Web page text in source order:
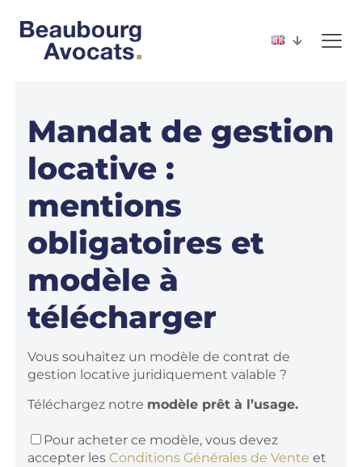
Mandat de gestion
locative :
mentions
obligatoires et
modèle à
télécharger
Vous souhaitez un modèle de contrat de
gestion locative juridiquement valable ?
Téléchargez notre modèle prêt à l’usage.
Pour acheter ce modèle, vous devez
accepter les Conditions Générales de Vente et